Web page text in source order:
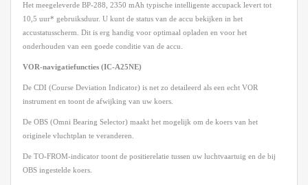
Het meegeleverde BP-288, 2350 mAh typische intelligente accupack levert tot
10,5 uur* gebruiksduur. U kunt de status van de accu bekijken in het
accustatusscherm. Dit is erg handig voor optimaal opladen en voor het
onderhouden van een goede conditie van de accu.
VOR-navigatiefuncties (IC-A25NE)
De CDI (Course Deviation Indicator) is net zo detaileerd als een echt VOR
instrument en toont de afwijking van uw koers.
De OBS (Omni Bearing Selector) maakt het mogelijk om de koers van het
originele vluchtplan te veranderen.
De TO-FROM-indicator toont de positierelatie tussen uw luchtvaartuig en de bij
OBS ingestelde koers.